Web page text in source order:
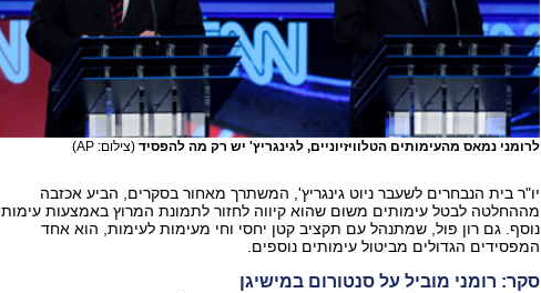
לרומני נמאס מהעימותים הטלוויזיוניים, לגינגריץ' יש רק מה להפסיד (צילום: AP)
יו"ר בית הנבחרים לשעבר ניוט גינגריץ', המשתרך מאחור בסקרים, הביע אכזבה
מההחלטה לבטל עימותים משום שהוא קיווה לחזור לתמונת המרוץ באמצעות עימות
נוסף. גם רון פול, שמתנהל עם תקציב קטן יחסי וחי מעימות לעימות, הוא אחד
המפסידים הגדולים מביטול עימותים נוספים.
סקר: רומני מוביל על סנטורום במישיגן